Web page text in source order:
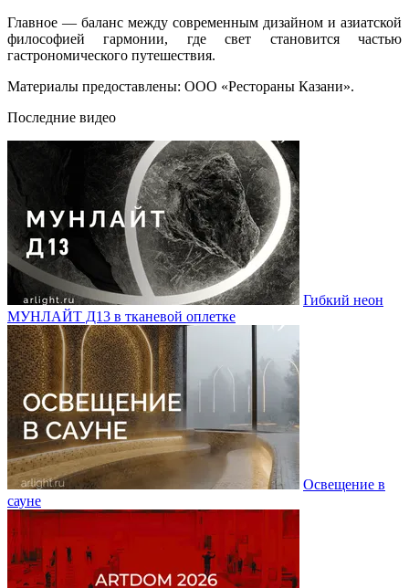
Главное — баланс между современным дизайном и азиатской
философией гармонии, где свет становится частью
гастрономического путешествия.
Материалы предоставлены: ООО «Рестораны Казани».
Последние видео
Гибкий неон
МУНЛАЙТ Д13 в тканевой оплетке
Освещение в
сауне